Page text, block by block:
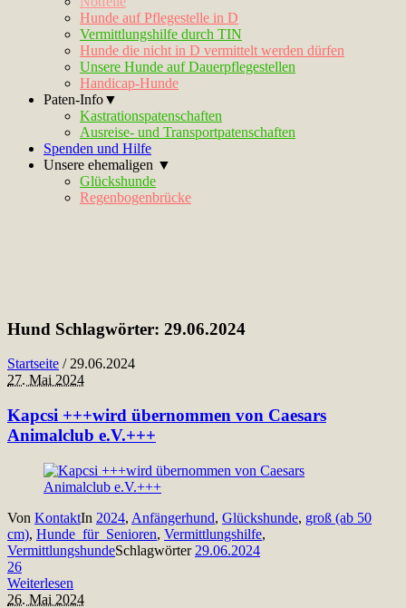
Hunde auf Pflegestelle in D
Vermittlungshilfe durch TIN
Hunde die nicht in D vermittelt werden dürfen
Unsere Hunde auf Dauerpflegestellen
Handicap-Hunde
Paten-Info▼
Kastrationspatenschaften
Ausreise- und Transportpatenschaften
Spenden und Hilfe
Unsere ehemaligen ▼
Glückshunde
Regenbogenbrücke
Hund Schlagwörter: 29.06.2024
Startseite /29.06.2024
27. Mai 2024
Kapcsi +++wird übernommen von Caesars
Animalclub e.V.+++
Von KontaktIn 2024, Anfängerhund, Glückshunde, groß (ab 50
cm), Hunde_für_Senioren, Vermittlungshilfe,
VermittlungshundeSchlagwörter 29.06.2024
26
Weiterlesen
26. Mai 2024